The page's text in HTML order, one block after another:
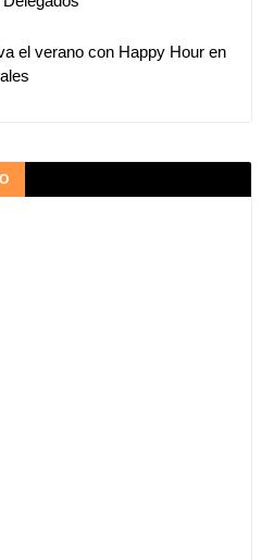
el verano con Happy Hour en